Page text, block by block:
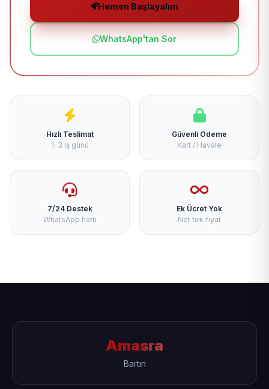
Hemen Başlayalım
WhatsApp'tan Sor
Hızlı Teslimat
1-3 iş günü
Güvenli Ödeme
Kart / Havale
7/24 Destek
WhatsApp hattı
Ek Ücret Yok
Net tek fiyat
Amasra
Bartın